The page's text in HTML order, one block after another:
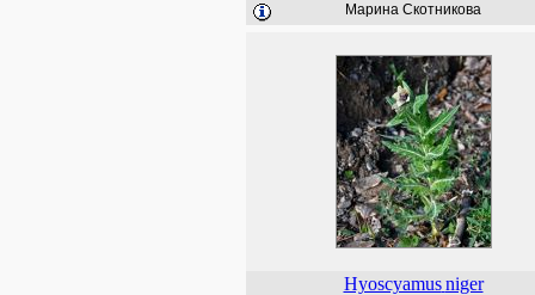
Марина Скотникова
Hyoscyamus niger